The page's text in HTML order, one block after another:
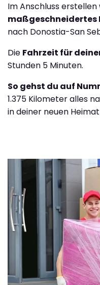
Im Anschluss
maßgeschneidertes
nach Donostia-San
Die Fahrzeit für
Stunden 5 Minuten.
So gehst du auf
1.375 Kilometer alles
in deiner neuen